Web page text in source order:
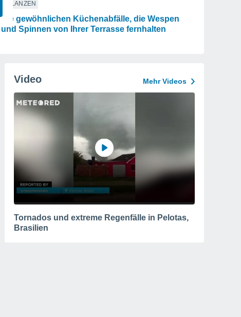
PFLANZEN
Die gewöhnlichen Küchenabfälle, die Wespen
und Spinnen von Ihrer Terrasse fernhalten
Video Mehr Videos
Tornados und extreme Regenfälle in Pelotas,
Brasilien